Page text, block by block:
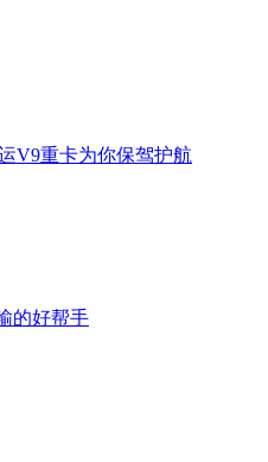
V9重卡为你保驾护航
的好帮手